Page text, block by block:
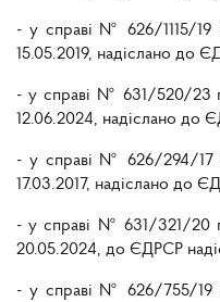
- у справі № 626/1115/19
15.05.2019, надіслано до
- у справі № 631/520/23
12.06.2024, надіслано до
- у справі № 626/294/17
17.03.2017, надіслано до
- у справі № 631/321/20
20.05.2024, до ЄДРСР
- у справі № 626/755/19